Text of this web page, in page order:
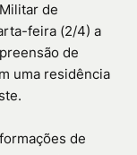
de
feira (2/4) a
de
uma residência
de